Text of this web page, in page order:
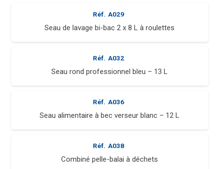
Réf. A029
Seau de lavage bi-bac 2 x 8 L à roulettes
Réf. A032
Seau rond professionnel bleu – 13 L
Réf. A036
Seau alimentaire à bec verseur blanc – 12 L
Réf. A038
Combiné pelle-balai à déchets